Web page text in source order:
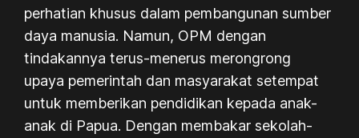
perhatian khusus dalam pembangunan sumber
daya manusia. Namun, OPM dengan
tindakannya terus-menerus merongrong
upaya pemerintah dan masyarakat setempat
untuk memberikan pendidikan kepada anak-
anak di Papua. Dengan membakar sekolah-